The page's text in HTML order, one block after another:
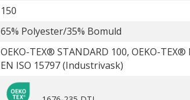
150
65% Polyester/35% Bomuld
OEKO-TEX® STANDARD 100, OEKO-
EN ISO 15797 (Industrivask)